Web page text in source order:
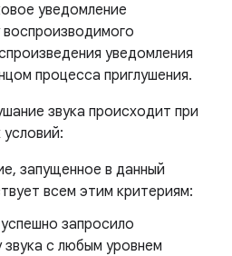
уведомление
уведомления
процесса приглушения.
звука происходит при
запущенное в данный
всем этим критериям:
запросило
звука с любым уровнем